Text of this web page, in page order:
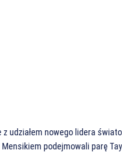
udziałem nowego lidera
podejmowali parę